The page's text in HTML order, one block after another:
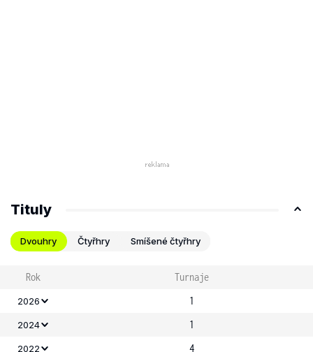
Tituly
Dvouhry Čtyřhry Smíšené čtyřhry
Rok Turnaje
2026 1
2024 1
2022 4